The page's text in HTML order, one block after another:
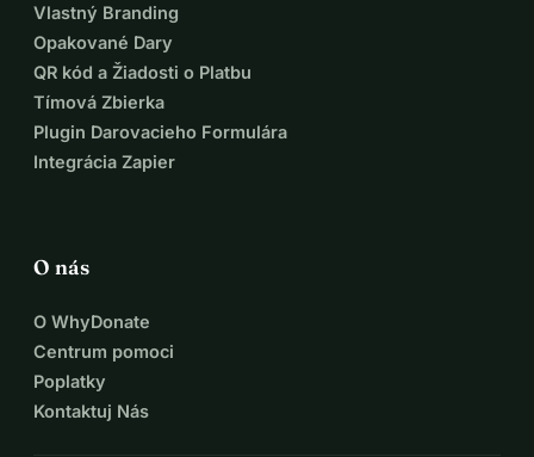
Vlastný Branding
Opakované Dary
QR kód a Žiadosti o Platbu
Tímová Zbierka
Plugin Darovacieho Formulára
Integrácia Zapier
O nás
O WhyDonate
Centrum pomoci
Poplatky
Kontaktuj Nás